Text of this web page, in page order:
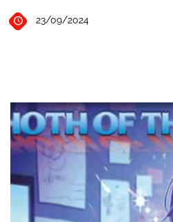
23/09/2024